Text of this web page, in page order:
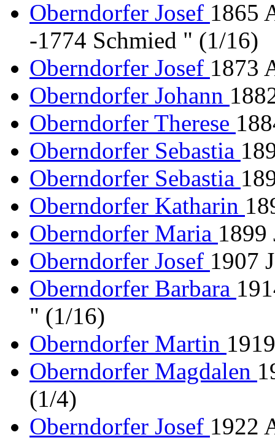
Oberndorfer Josef 1865
-1774 Schmied " (1/16)
Oberndorfer Josef 1873
Oberndorfer Johann
Oberndorfer Therese
Oberndorfer Sebastia
Oberndorfer Sebastia
Oberndorfer Katharin
Oberndorfer Maria 1899
Oberndorfer Josef 1907
Oberndorfer Barbara
" (1/16)
Oberndorfer Martin
Oberndorfer Magdalen
(1/4)
Oberndorfer Josef 1922